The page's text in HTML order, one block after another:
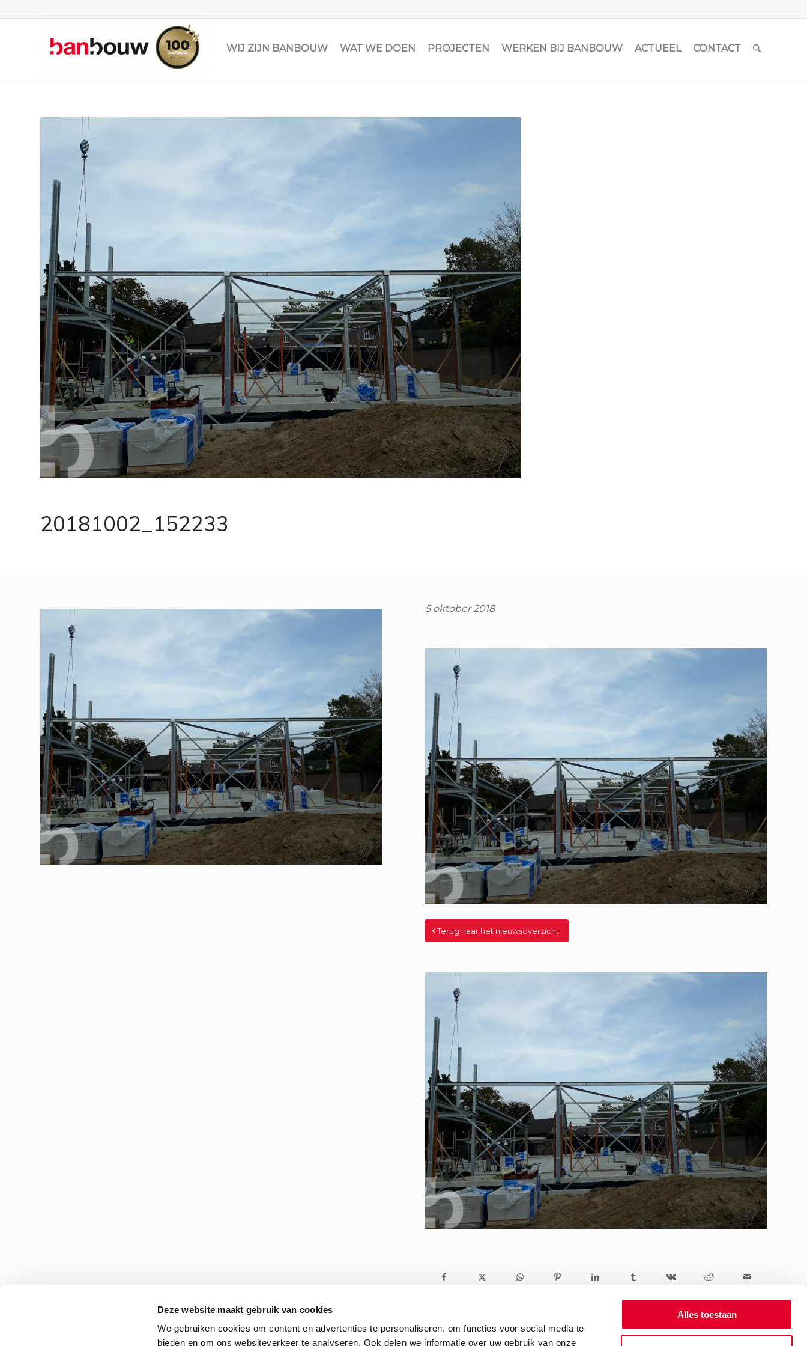
Deze website maakt gebruik van cookies
We gebruiken cookies om content en advertenties te personaliseren, om functies voor social media te
bieden en om ons websiteverkeer te analyseren. Ook delen we informatie over uw gebruik van onze
Alles toestaan
WIJ ZIJN BANBOUW WAT WE DOEN PROJECTEN WERKEN BIJ BANBOUW ACTUEEL CONTACT
20181002_152233
5 oktober 2018
Terug naar het nieuwsoverzicht